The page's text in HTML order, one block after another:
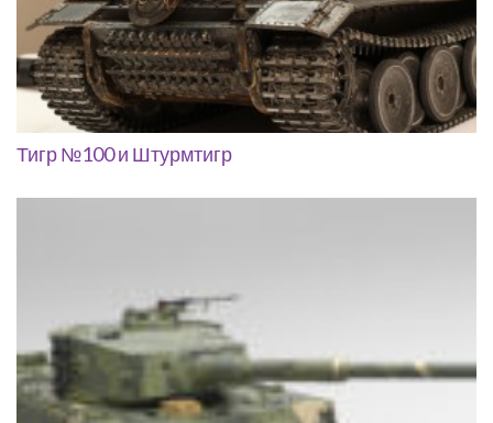
Тигр №100 и Штурмтигр